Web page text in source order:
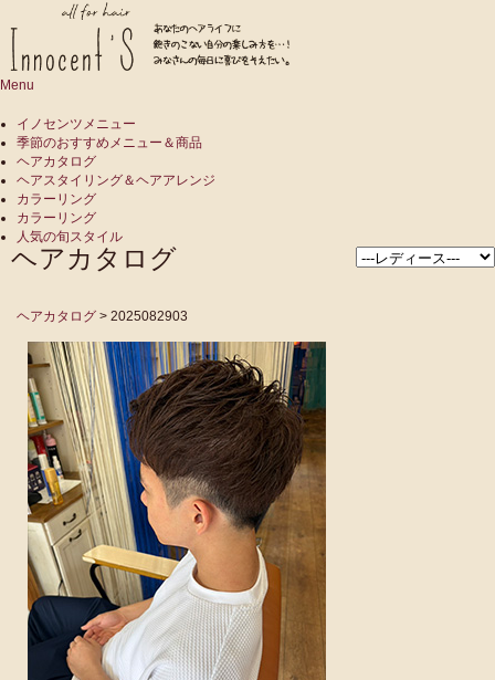
Menu
イノセンツメニュー
季節のおすすめメニュー＆商品
ヘアカタログ
ヘアスタイリング＆ヘアアレンジ
カラーリング
カラーリング
人気の旬スタイル
ヘアカタログ
ヘアカタログ > 2025082903